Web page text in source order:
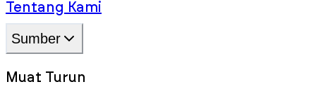
Tentang Kami
Sumber
Muat Turun